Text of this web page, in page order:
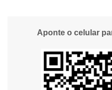
Aponte o celular